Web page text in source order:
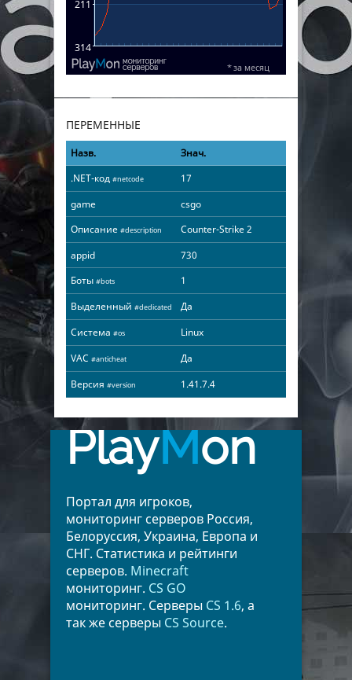
ПЕРЕМЕННЫЕ
Назв.
Знач.
.NET-код #netcode
17
game
csgo
Описание #description
Counter-Strike 2
appid
730
Боты #bots
1
Выделенный #dedicated
Да
Система #os
Linux
VAC #anticheat
Да
Версия #version 1.41.7.4
PlayMon
Портал для игроков,
мониторинг серверов Россия,
Белоруссия, Украина, Европа и
СНГ. Статистика и рейтинги
серверов. Minecraft
мониторинг. CS GO
мониторинг. Серверы CS 1.6, а
так же серверы CS Source.